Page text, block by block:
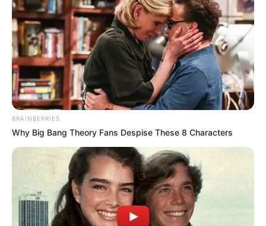
BRAINBERRIES
Why Big Bang Theory Fans Despise These 8 Characters